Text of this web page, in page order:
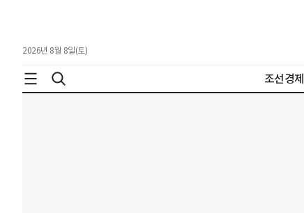
2026년 8월 8일(토)
조선경제